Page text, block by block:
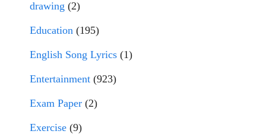
drawing (2)
Education (195)
English Song Lyrics (1)
Entertainment (923)
Exam Paper (2)
Exercise (9)